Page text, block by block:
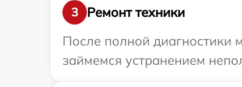
3
Ремонт техники
После полной диагностики
займемся устранением